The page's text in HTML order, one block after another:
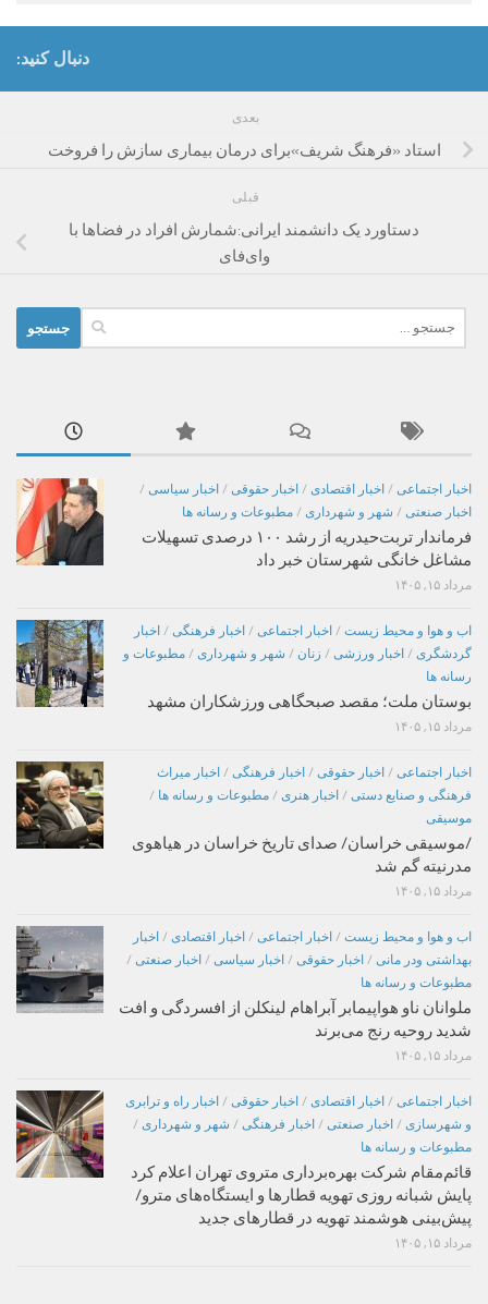
دنبال کنید:
بعدی
استاد «فرهنگ شریف»برای درمان بیماری‌ سازش را فروخت
قبلی
دستاورد یک دانشمند ایرانی:شمارش افراد در فضاها با
وای‌فای
برای:
اخبار اجتماعی / اخبار اقتصادی / اخبار حقوقی / اخبار سیاسی /
اخبار صنعتی / شهر و شهرداری / مطبوعات و رسانه ها
فرماندار تربت‌حیدریه از رشد ۱۰۰ درصدی تسهیلات
مشاغل خانگی شهرستان خبر داد
مرداد ۱۵, ۱۴۰۵
اب و هوا و محیط زیست / اخبار اجتماعی / اخبار فرهنگی / اخبار
گردشگری / اخبار ورزشی / زنان / شهر و شهرداری / مطبوعات و
رسانه ها
بوستان ملت؛ مقصد صبحگاهی ورزشکاران مشهد
مرداد ۱۵, ۱۴۰۵
اخبار اجتماعی / اخبار حقوقی / اخبار فرهنگی / اخبار میراث
فرهنگی و صنایع دستی / اخبار هنری / مطبوعات و رسانه ها /
موسیقی
/موسیقی خراسان/ صدای تاریخ خراسان در هیاهوی
مدرنیته گم شد
مرداد ۱۵, ۱۴۰۵
اب و هوا و محیط زیست / اخبار اجتماعی / اخبار اقتصادی / اخبار
بهداشتی ودر مانی / اخبار حقوقی / اخبار سیاسی / اخبار صنعتی /
مطبوعات و رسانه ها
ملوانان ناو هواپیمابر آبراهام لینکلن از افسردگی و افت
شدید روحیه رنج می‌برند
مرداد ۱۵, ۱۴۰۵
اخبار اجتماعی / اخبار اقتصادی / اخبار حقوقی / اخبار راه و ترابری
و شهرسازی / اخبار صنعتی / اخبار فرهنگی / شهر و شهرداری /
مطبوعات و رسانه ها
قائم‌مقام شرکت بهره‌برداری متروی تهران اعلام کرد
پایش شبانه روزی تهویه قطارها و ایستگاه‌های مترو/
پیش‌بینی هوشمند تهویه در قطارهای جدید
مرداد ۱۵, ۱۴۰۵